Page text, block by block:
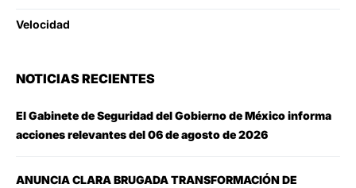
Velocidad
NOTICIAS RECIENTES
El Gabinete de Seguridad del Gobierno de México informa
acciones relevantes del 06 de agosto de 2026
ANUNCIA CLARA BRUGADA TRANSFORMACIÓN DE